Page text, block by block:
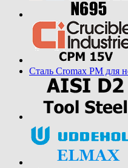
Сталь Cromax PM для